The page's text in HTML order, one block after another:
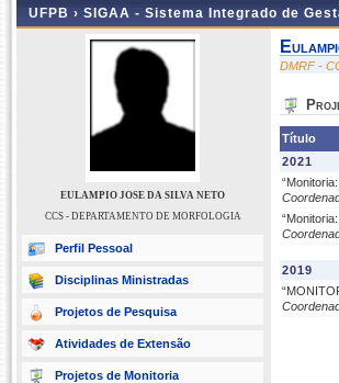
UFPB › SIGAA - Sistema Integrado de
EULAMPIO JOSE DA SILVA NETO
CCS - DEPARTAMENTO DE MORFOLOGIA
Perfil Pessoal
Disciplinas Ministradas
Projetos de Pesquisa
Atividades de Extensão
Projetos de Monitoria
DMRF -
Título
2021
2019